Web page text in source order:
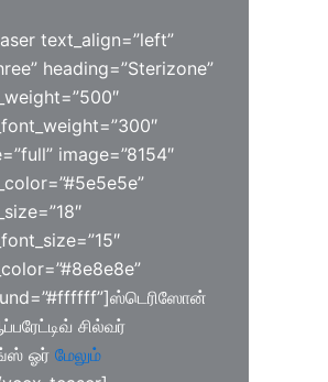
text_align=”left”
heading=”Sterizone”
image=”8154″
சில்வர்
ஓர் மேலும்